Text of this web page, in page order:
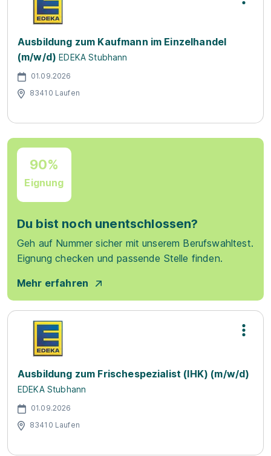
Ausbildung zum Kaufmann im Einzelhandel
(m/w/d) EDEKA Stubhann
01.09.2026
83410 Laufen
90%
Eignung
Du bist noch unentschlossen?
Geh auf Nummer sicher mit unserem Berufswahltest.
Eignung checken und passende Stelle finden.
Mehr erfahren
Ausbildung zum Frischespezialist (IHK) (m/w/d)
EDEKA Stubhann
01.09.2026
83410 Laufen